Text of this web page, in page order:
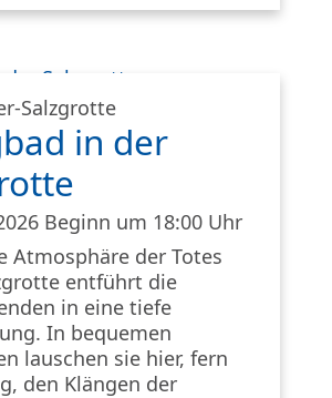
Salzgrotte
in der
Beginn um 18:00 Uhr
Atmosphäre der Totes
entführt die
in eine tiefe
In bequemen
lauschen sie hier, fern
den Klängen der